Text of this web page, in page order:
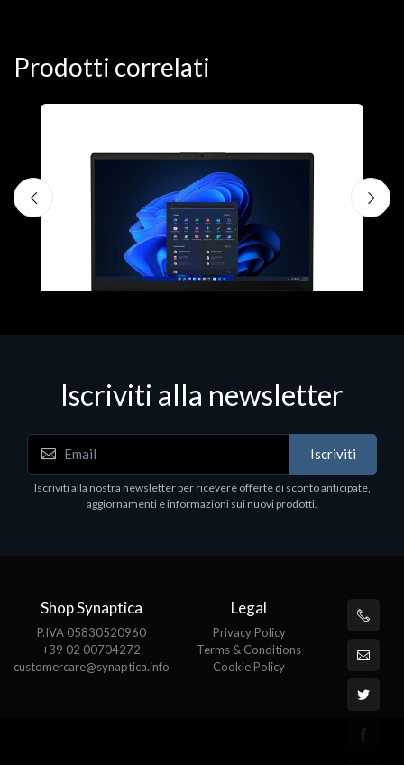
Prodotti correlati
DELL Latitude 7640, Intel Core i7, 40.6 cm (16"),
1920 x 1200 pixels, 32 GB, 1000 GB, Windows 11
Pro
Iscriviti alla newsletter
Iscriviti
Iscriviti alla nostra newsletter per ricevere offerte di sconto anticipate,
aggiornamenti e informazioni sui nuovi prodotti.
Shop Synaptica
P.IVA 05830520960
+39 02 00704272
customercare@synaptica.info
Legal
Privacy Policy
Terms & Conditions
Cookie Policy